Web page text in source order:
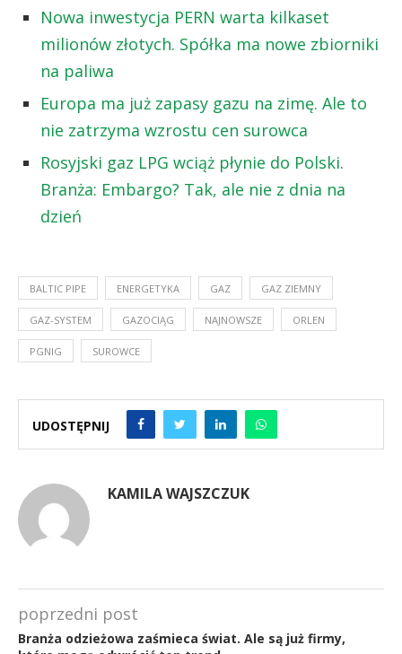
Nowa inwestycja PERN warta kilkaset
milionów złotych. Spółka ma nowe zbiorniki
na paliwa
Europa ma już zapasy gazu na zimę. Ale to
nie zatrzyma wzrostu cen surowca
Rosyjski gaz LPG wciąż płynie do Polski.
Branża: Embargo? Tak, ale nie z dnia na
dzień
BALTIC PIPE ENERGETYKA GAZ GAZ ZIEMNY
GAZ-SYSTEM GAZOCIĄG NAJNOWSZE ORLEN
PGNIG SUROWCE
UDOSTĘPNIJ
KAMILA WAJSZCZUK
poprzedni post
Branża odzieżowa zaśmieca świat. Ale są już firmy,